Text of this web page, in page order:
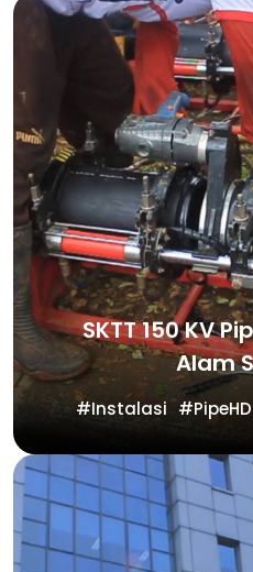
SKTT 150 KV
Alam
Instalasi